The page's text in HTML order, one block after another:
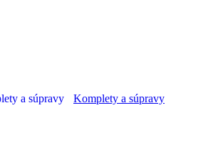
Komplety a súpravy